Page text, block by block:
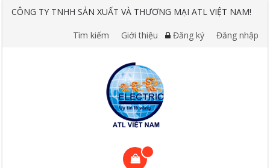
CÔNG TY TNHH SẢN XUẤT VÀ THƯƠNG MẠI ATL VIỆT NAM!
Tìm kiếm Giới thiệu Đăng ký Đăng nhập